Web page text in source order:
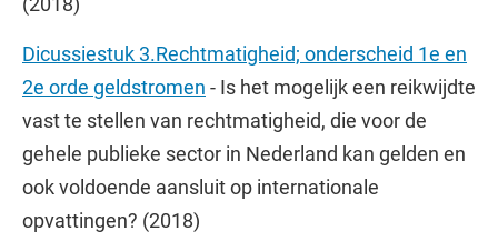
Dicussiestuk 3.Rechtmatigheid; onderscheid 1e en
2e orde geldstromen - Is het mogelijk een reikwijdte
vast te stellen van rechtmatigheid, die voor de
gehele publieke sector in Nederland kan gelden en
ook voldoende aansluit op internationale
opvattingen? (2018)